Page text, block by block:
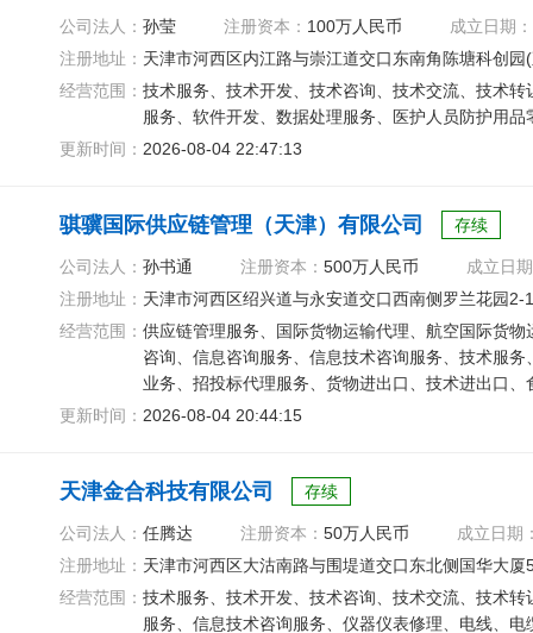
公司法人： 孙莹 注册资本： 100万人民币
成立日期：
注册地址： 天津市河西区内江路与崇江道交口东南角陈塘科创
经营范围： 技术服务、技术开发、技术咨询、技术交流、技术
服务、软件开发、数据处理服务、医护人员防护用
更新时间： 2026-08-04 22:47:13
骐骥国际供应链管理（天津）有限公司 存续
公司法人： 孙书通 注册资本： 500万人民币
成立日
注册地址： 天津市河西区绍兴道与永安道交口西南侧罗兰花园2-
经营范围： 供应链管理服务、国际货物运输代理、航空国际货
咨询、信息咨询服务、信息技术咨询服务、技术服
业务、招投标代理服务、货物进出口、技术进出口
口经营、国际客船
更新时间： 2026-08-04 20:44:15
天津金合科技有限公司 存续
公司法人： 任腾达 注册资本： 50万人民币
成立日期
注册地址： 天津市河西区大沽南路与围堤道交口东北侧国华大厦
经营范围： 技术服务、技术开发、技术咨询、技术交流、技术
服务、信息技术咨询服务、仪器仪表修理、电线、